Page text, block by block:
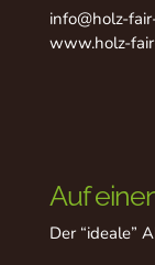
info@holz-
www.holz-
Auf
Der “ideale”